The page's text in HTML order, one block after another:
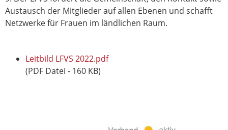
Austausch der Mitglieder auf allen Ebenen und schafft
Netzwerke für Frauen im ländlichen Raum.
Leitbild LFVS 2022.pdf
(PDF Datei - 160 KB)